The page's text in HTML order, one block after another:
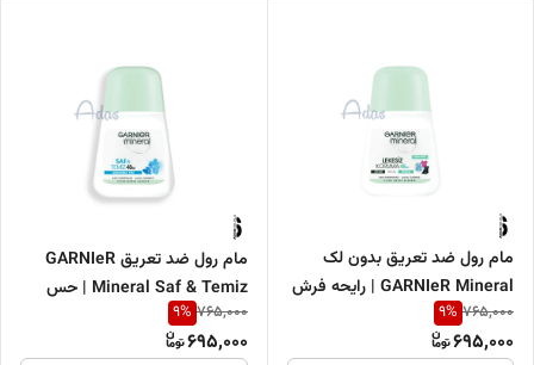
مام رول ضد تعریق بدون لک
GARNIeR Mineral | رایحه فرش
و محافظت 48 ساعته 50 میل
765,000
9%
695,000
مام رول ضد تعریق GARNIeR
Mineral Saf & Temiz | حس
میل
765,000
9%
695,000